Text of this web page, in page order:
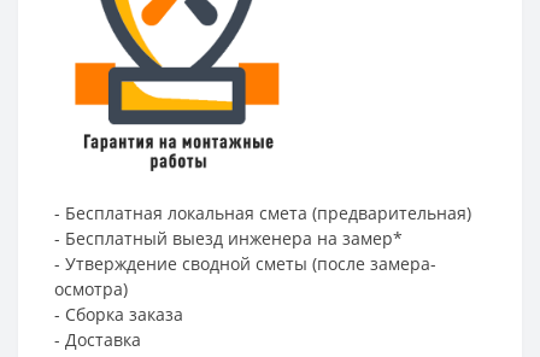
- Бесплатная локальная смета (предварительная)
- Бесплатный выезд инженера на замер*
- Утверждение сводной сметы (после замера-
осмотра)
- Сборка заказа
- Доставка